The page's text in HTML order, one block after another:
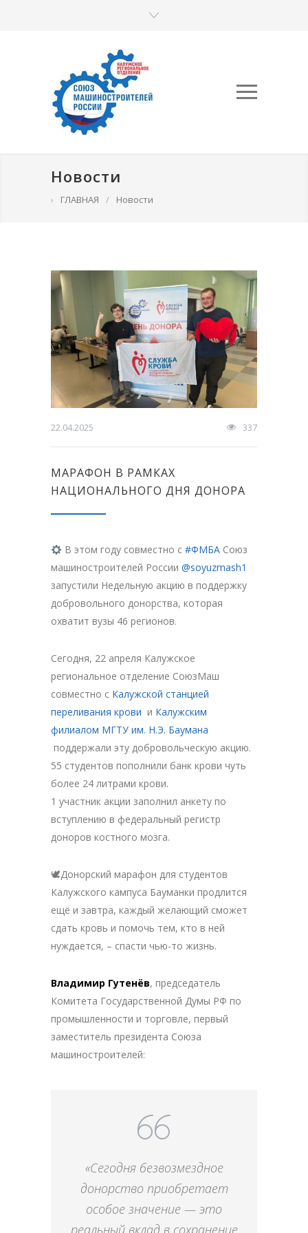
Новости
› ГЛАВНАЯ / Новости
22.04.2025 337
МАРАФОН В РАМКАХ
НАЦИОНАЛЬНОГО ДНЯ ДОНОРА
В этом году совместно с #ФМБАСоюз
машиностроителей России @soyuzmash1
запустили Недельную акцию в поддержку
добровольного донорства, которая
охватит вузы 46 регионов.
Сегодня, 22 апреля Калужское
региональное отделение СоюзМаш
совместно с Калужской станцией
переливания крови и Калужским
филиалом МГТУ им. Н.Э. Баумана
поддержали эту добровольческую акцию.
55 студентов пополнили банк крови чуть
более 24 литрами крови.
1 участник акции заполнил анкету по
вступлению в федеральный регистр
доноров костного мозга.
🕊Донорский марафон для студентов
Калужского кампуса Бауманки продлится
ещё и завтра, каждый желающий сможет
сдать кровь и помочь тем, кто в ней
нуждается, – спасти чью-то жизнь.
Владимир Гутенёв, председатель
Комитета Государственной Думы РФ по
промышленности и торговле, первый
заместитель президента Союза
машиностроителей:
«Сегодня безвозмездное
донорство приобретает
особое значение — это